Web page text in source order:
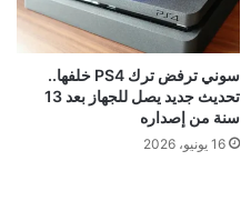
سوني ترفض ترك PS4 خلفها..
تحديث جديد يصل للجهاز بعد 13
سنة من إصداره
16 يونيو، 2026